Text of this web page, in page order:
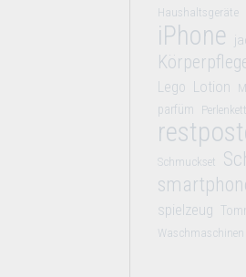
Haushaltsgeräte
iPhone
Lego Lotion
parfüm
Schmuckset
spielzeug
Waschmaschinen